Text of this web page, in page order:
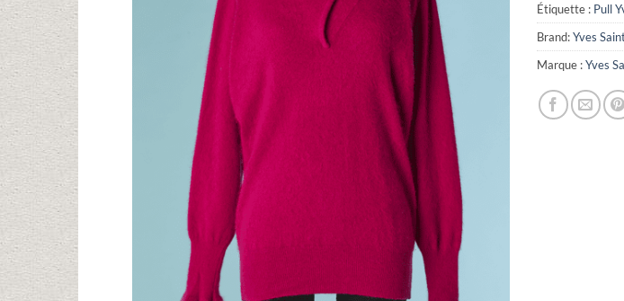
Étiquette : Pull
Brand:Yves
Marque :Yves